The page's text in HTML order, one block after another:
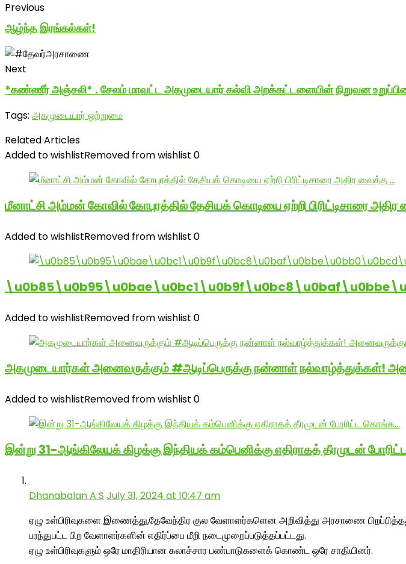
Previous
ஆழ்ந்த இரங்கல்கள்!
Next
*கண்ணீர் அஞ்சலி* . சேலம் மாவட்ட அகமுடையார் கல்வி அறக்கட்டளையின் நிறுவன
Tags: அகமுடையார் ஒற்றுமை
Related Articles
Added to wishlistRemoved from wishlist 0
மீனாட்சி அம்மன் கோவில் கோபுரத்தில் தேசியக் கொடியை ஏற்றி பிரிட்டிசாரை
Added to wishlistRemoved from wishlist 0
Added to wishlistRemoved from wishlist 0
அகமுடையார்கள் அனைவருக்கும் #ஆடிப்பெருக்கு நன்னாள் நல்வாழ்த்துக்கள்!
Added to wishlistRemoved from wishlist 0
இன்று 31-ஆங்கிலேயக் கிழக்கு இந்தியக் கம்பெனிக்கு எதிராகத் தீரமுடன்
Dhanabalan A S July 31, 2024 at 10:47 am
ஏழு உள்பிரிவுகளை இணைத்து,தேவேந்திர குல வேளாளர்களென அறிவித்து அரசாணை
பரந்துபட்ட பிற வேளாளர்களின் எதிர்ப்பை மீறி நடைமுறைப்படுத்தப்பட்டது.
ஏழு உள்பிரிவுகளும் ஒரே மாதிரியான கலாச்சார பண்பாடுகளைக் கொண்ட ஒரே சாதியினர்.